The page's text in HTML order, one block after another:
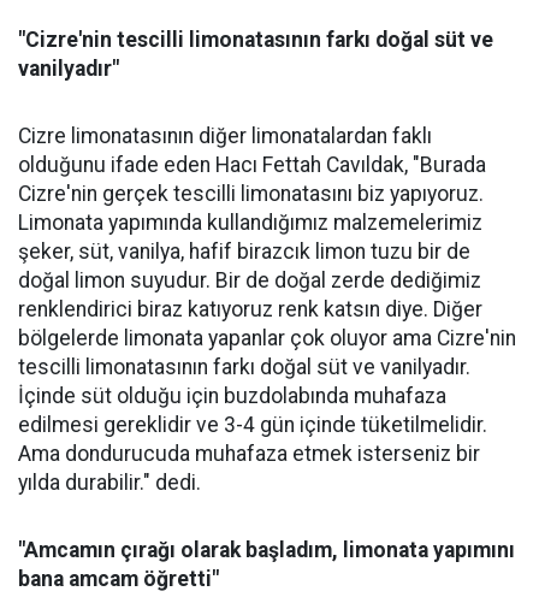
"Cizre'nin tescilli limonatasının farkı doğal süt ve
vanilyadır"
Cizre limonatasının diğer limonatalardan faklı
olduğunu ifade eden Hacı Fettah Cavıldak, "Burada
Cizre'nin gerçek tescilli limonatasını biz yapıyoruz.
Limonata yapımında kullandığımız malzemelerimiz
şeker, süt, vanilya, hafif birazcık limon tuzu bir de
doğal limon suyudur. Bir de doğal zerde dediğimiz
renklendirici biraz katıyoruz renk katsın diye. Diğer
bölgelerde limonata yapanlar çok oluyor ama Cizre'nin
tescilli limonatasının farkı doğal süt ve vanilyadır.
İçinde süt olduğu için buzdolabında muhafaza
edilmesi gereklidir ve 3-4 gün içinde tüketilmelidir.
Ama dondurucuda muhafaza etmek isterseniz bir
yılda durabilir." dedi.
"Amcamın çırağı olarak başladım, limonata yapımını
bana amcam öğretti"